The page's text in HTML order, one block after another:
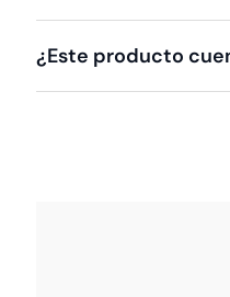
¿Este producto